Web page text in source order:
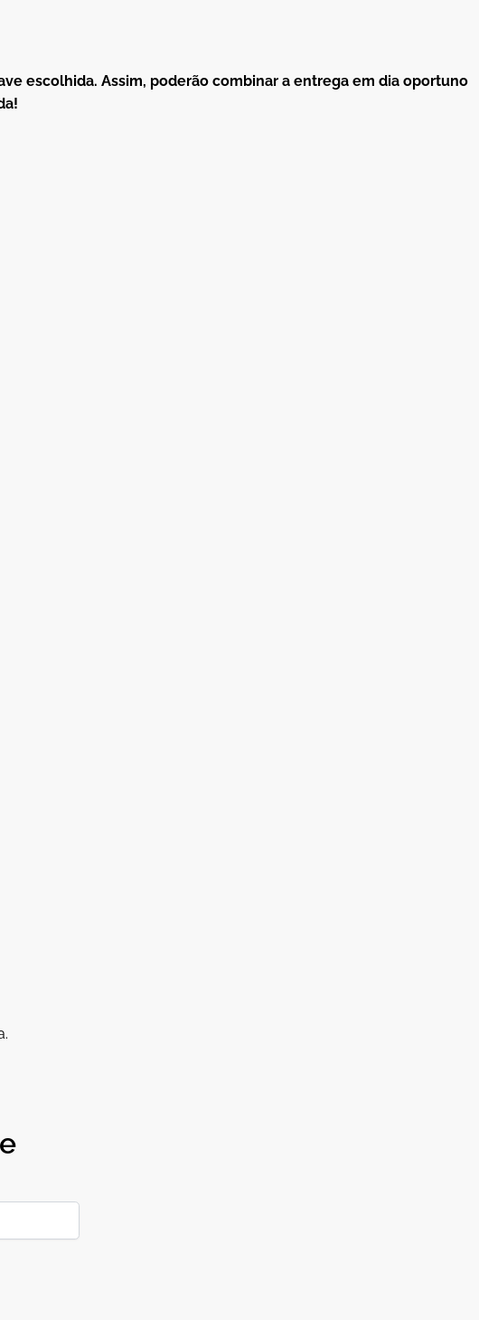
escolhida. Assim, poderão combinar a entrega em dia oportuno